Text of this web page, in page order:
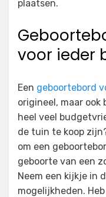
plaatsen.
voor ieder
Een geboortebord
origineel, maar ook
heel veel
de tuin te koop
om een
geboorte van een
Neem een kijkje in
mogelijkheden.